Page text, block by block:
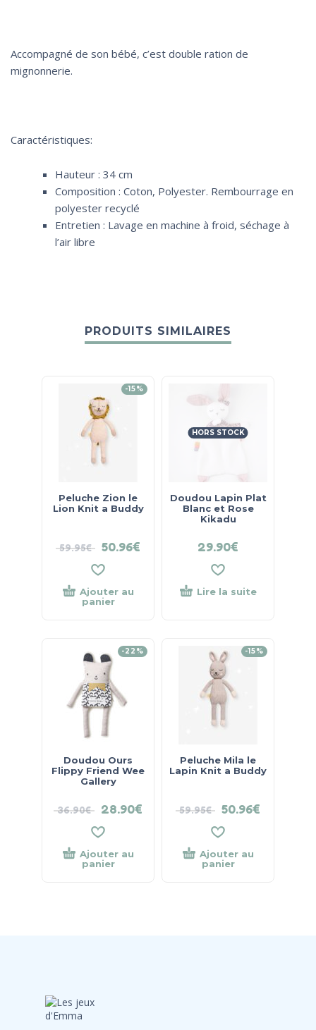
Accompagné de son bébé, c’est double ration de
mignonnerie.
Caractéristiques:
Hauteur : 34 cm
Composition : Coton, Polyester. Rembourrage en
polyester recyclé
Entretien : Lavage en machine à froid, séchage à
l’air libre
PRODUITS SIMILAIRES
-15%
Peluche Zion le
Lion Knit a Buddy
59.95€ 50.96€
Ajouter au
panier
HORS STOCK
Doudou Lapin Plat
Blanc et Rose
Kikadu
29.90€
Lire la suite
-22%
Doudou Ours
Flippy Friend Wee
Gallery
36.90€ 28.90€
Ajouter au
panier
-15%
Peluche Mila le
Lapin Knit a Buddy
59.95€ 50.96€
Ajouter au
panier